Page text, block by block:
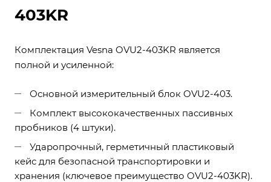
403KR
Комплектация Vesna OVU2-403KR является
полной и усиленной:
Основной измерительный блок OVU2-403.
Комплект высококачественных пассивных
пробников (4 штуки).
Ударопрочный, герметичный пластиковый
кейс для безопасной транспортировки и
хранения (ключевое преимущество OVU2-403KR).